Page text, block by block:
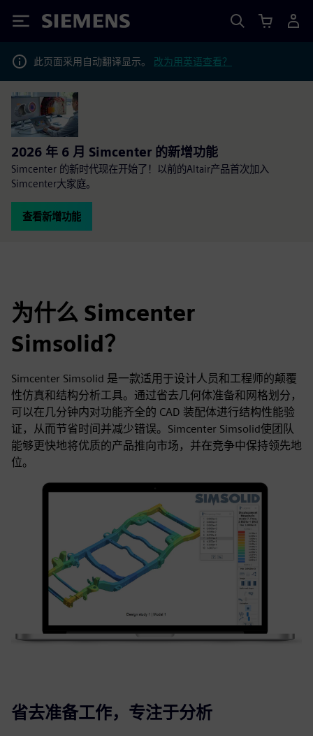
Siemens
此页面采用自动翻译显示。 改为用英语查看？
2026 年 6 月 Simcenter 的新增功能
Simcenter 的新时代现在开始了！以前的Altair产品首次加入
Simcenter大家庭。
查看新增功能
为什么 Simcenter
Simsolid？
Simcenter Simsolid 是一款适用于设计人员和工程师的颠覆
性仿真和结构分析工具。通过省去几何体准备和网格划分，
可以在几分钟内对功能齐全的 CAD 装配体进行结构性能验
证，从而节省时间并减少错误。Simcenter Simsolid使团队
能够更快地将优质的产品推向市场，并在竞争中保持领先地
位。
省去准备工作，专注于分析